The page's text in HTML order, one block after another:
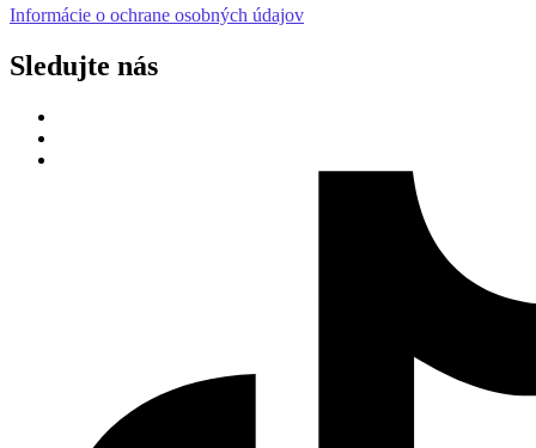
Informácie o ochrane osobných údajov
Sledujte nás